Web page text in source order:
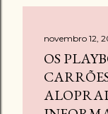
novembro 12,
OS